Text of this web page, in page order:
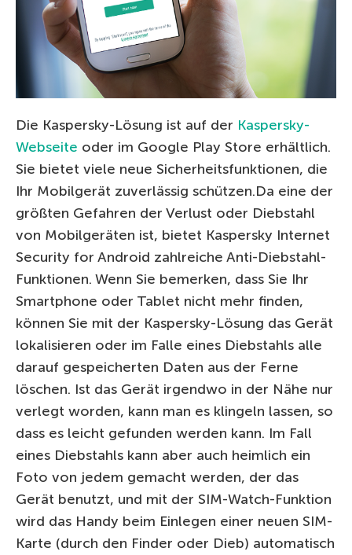
Die Kaspersky-Lösung ist auf der Kaspersky-
Webseite oder im Google Play Store erhältlich.
Sie bietet viele neue Sicherheitsfunktionen, die
Ihr Mobilgerät zuverlässig schützen.Da eine der
größten Gefahren der Verlust oder Diebstahl
von Mobilgeräten ist, bietet Kaspersky Internet
Security for Android zahlreiche Anti-Diebstahl-
Funktionen. Wenn Sie bemerken, dass Sie Ihr
Smartphone oder Tablet nicht mehr finden,
können Sie mit der Kaspersky-Lösung das Gerät
lokalisieren oder im Falle eines Diebstahls alle
darauf gespeicherten Daten aus der Ferne
löschen. Ist das Gerät irgendwo in der Nähe nur
verlegt worden, kann man es klingeln lassen, so
dass es leicht gefunden werden kann. Im Fall
eines Diebstahls kann aber auch heimlich ein
Foto von jedem gemacht werden, der das
Gerät benutzt, und mit der SIM-Watch-Funktion
wird das Handy beim Einlegen einer neuen SIM-
Karte (durch den Finder oder Dieb) automatisch